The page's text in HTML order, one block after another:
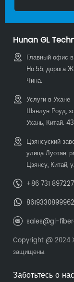
Hunan GL
Главный офис
Но.55, дорога
Чина.
Услуги в Ухане
Шэнлун Роуд,
Ухань, Китай.
Цзянсуский
улица Луотан,
Цзянсу, Китай,
+86 731
8619330899962
sales@gl-
Copyright @ 2024
защищены.
Заботьтесь о нас